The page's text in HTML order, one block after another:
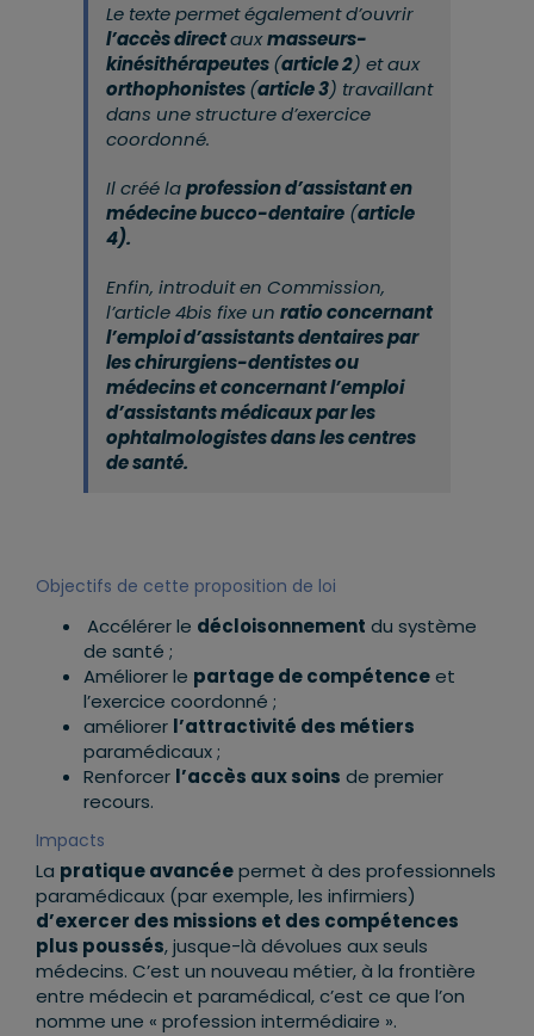
Le texte permet également d’ouvrir
l’accès directauxmasseurs-
kinésithérapeutes(article 2) et aux
orthophonistes(article 3) travaillant
dans une structure d’exercice
coordonné.
Il créé laprofession d’assistant en
médecine bucco-dentaire (article
4).
Enfin, introduit en Commission,
l’article 4bis fixe un ratio concernant
l’emploi d’assistants dentaires par
les chirurgiens-dentistes ou
médecins et concernant l’emploi
d’assistants médicaux par les
ophtalmologistes dans les centres
de santé.
Objectifs de cette proposition de loi
Accélérer le décloisonnement du système
de santé ;
Améliorer le partage de compétenceet
l’exercice coordonné ;
améliorer l’attractivité des métiers
paramédicaux ;
Renforcer l’accès aux soins de premier
recours.
Impacts
La pratique avancéepermet à des professionnels
paramédicaux (par exemple, les infirmiers)
d’exercer des missions et des compétences
plus poussés, jusque-là dévolues aux seuls
médecins. C’est un nouveau métier, à la frontière
entre médecin et paramédical, c’est ce que l’on
nomme une « profession intermédiaire ».